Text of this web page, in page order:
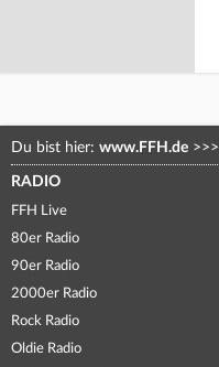
Du bist hier: www.FFH.de >>>
RADIO
FFH Live
80er Radio
90er Radio
2000er Radio
Rock Radio
Oldie Radio